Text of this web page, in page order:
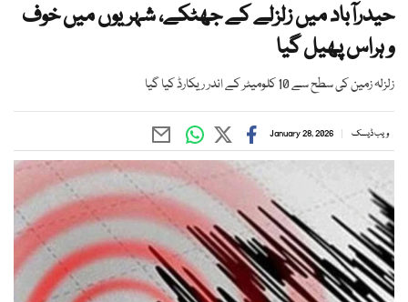
حیدرآباد میں زلزلے کے جھٹکے، شہریوں میں خوف
و ہراس پھیل گیا
زلزلہ زمین کی سطح سے 10 کلومیٹر کے اندر ریکارڈ کیا گیا
ویب ڈیسک January 28, 2026